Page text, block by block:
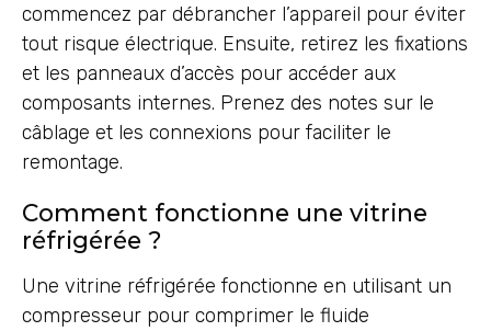
commencez par débrancher l’appareil pour éviter
tout risque électrique. Ensuite, retirez les fixations
et les panneaux d’accès pour accéder aux
composants internes. Prenez des notes sur le
câblage et les connexions pour faciliter le
remontage.
Comment fonctionne une vitrine
réfrigérée ?
Une vitrine réfrigérée fonctionne en utilisant un
compresseur pour comprimer le fluide